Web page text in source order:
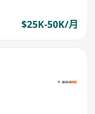
$25K-50K/月